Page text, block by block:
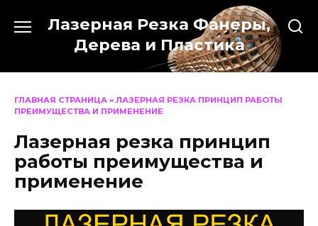
содержанию
Лазерная Резка Фанеры,
Дерева и Пластика
ГЛАВНАЯ СТРАНИЦА » ЛАЗЕРНАЯ РЕЗКА ПРИНЦИП РАБОТЫ
ПРЕИМУЩЕСТВА И ПРИМЕНЕНИЕ
Лазерная резка принцип
работы преимущества и
применение